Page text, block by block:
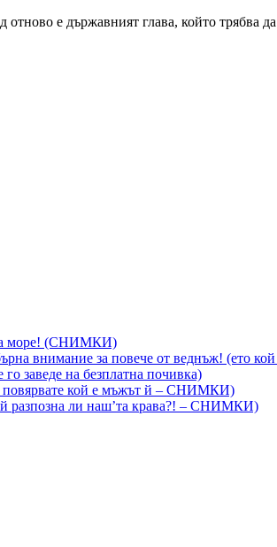
е държавният глава, който трябва
море! (СНИМКИ)
внимание за повече от веднъж! (ето кой
на безплатна почивка)
повярвате кой е мъжът й – СНИМКИ)
разпозна ли наш’та крава?! – СНИМКИ)